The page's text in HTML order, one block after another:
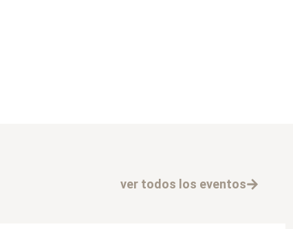
ver todos los eventos